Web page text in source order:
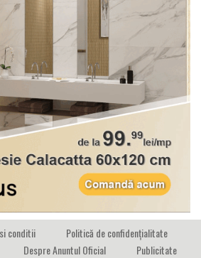
conditii
Politică de confidențialitate
Despre Anuntul Oficial
Publicitate